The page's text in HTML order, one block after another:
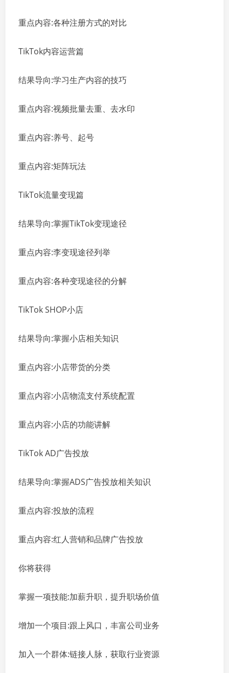
重点内容:各种注册方式的对比
TikTok内容运营篇
结果导向:学习生产内容的技巧
重点内容:视频批量去重、去水印
重点内容:养号、起号
重点内容:矩阵玩法
TikTok流量变现篇
结果导向:掌握TikTok变现途径
重点内容:李变现途径列举
重点内容:各种变现途径的分解
TikTok SHOP小店
结果导向:掌握小店相关知识
重点内容:小店带货的分类
重点内容:小店物流支付系统配置
重点内容:小店的功能讲解
TikTok AD广告投放
结果导向:掌握ADS广告投放相关知识
重点内容:投放的流程
重点内容:红人营销和品牌广告投放
你将获得
掌握一项技能:加薪升职，提升职场价值
增加一个项目:跟上风口，丰富公司业务
加入一个群体:链接人脉，获取行业资源